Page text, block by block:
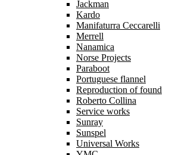
Jackman
Kardo
Manifaturra Ceccarelli
Merrell
Nanamica
Norse Projects
Paraboot
Portuguese flannel
Reproduction of found
Roberto Collina
Service works
Sunray
Sunspel
Universal Works